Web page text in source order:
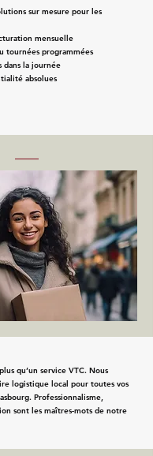
sur mesure pour les
mensuelle
tournées programmées
dans la journée
absolues
qu’un service VTC. Nous
logistique local pour toutes vos
Professionnalisme,
sont les maîtres-mots de notre